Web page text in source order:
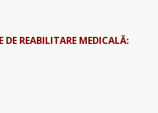
DE REABILITARE MEDICALĂ: